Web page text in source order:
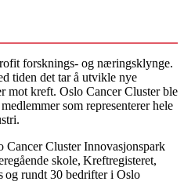
forsknings- og næringsklynge.
tiden det tar å utvikle nye
mot kreft. Oslo Cancer Cluster ble
som representerer hele
Cluster Innovasjonspark
skole, Kreftregisteret,
og rundt 30 bedrifter i Oslo